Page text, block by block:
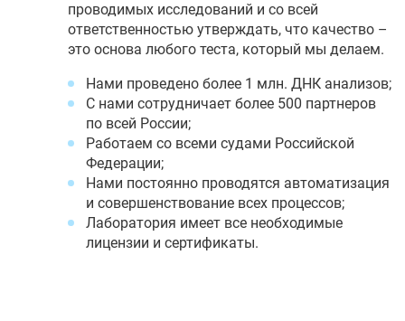
проводимых исследований и со всей
ответственностью утверждать, что качество –
это основа любого теста, который мы делаем.
Нами проведено более 1 млн. ДНК анализов;
С нами сотрудничает более 500 партнеров
по всей России;
Работаем со всеми судами Российской
Федерации;
Нами постоянно проводятся автоматизация
и совершенствование всех процессов;
Лаборатория имеет все необходимые
лицензии и сертификаты.